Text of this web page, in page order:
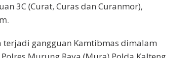
3C (Curat, Curas dan Curanmor),
terjadi gangguan Kamtibmas dimalam